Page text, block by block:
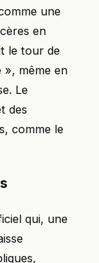
une
en
le tour de
», même en
Le
des
comme le
qui, une